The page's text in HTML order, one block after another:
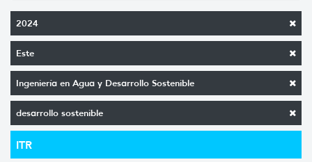
2024
Este
Ingeniería en Agua y Desarrollo Sostenible
desarrollo sostenible
ITR